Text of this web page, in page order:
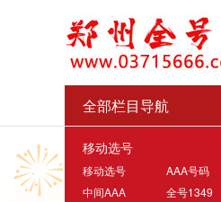
全部栏目导航
移动选号
移动选号
AAA号码
中间AAA
全号1349